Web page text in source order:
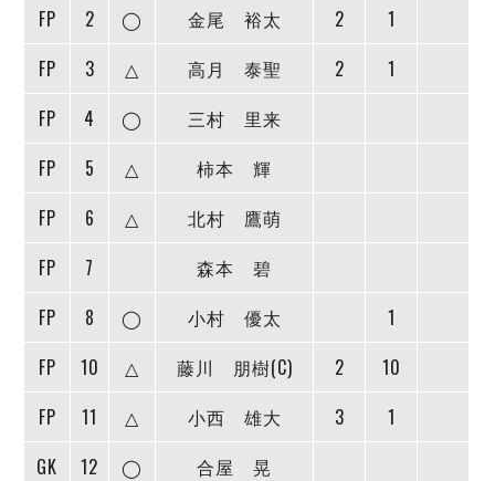
個人ランキング｜ゴール
個人ランキング｜シュート成功率
メットライフ生命Ｆリーグカップ 2026
試合日程・結果
アリーナ情報
チケット情報
メットライフ生命Ｆ２リーグ
マルバ水戸FC
Y．S．C．C．横浜
ヴィンセドール白山
デウソン神戸
ミラクルスマイル新居浜
アリーナ観戦マナー&ルール
Ｆリーグカップ 試合記録
リーグ統計データ
ハットトリック
担当審判員
選手の通算記録（Ｆ１）
エスポラーダ北海道
フウガドールすみだ
しながわシティ
ペスカドーラ町田
FP
2 ◯ 金尾 裕太 2
1
FP
3 △ 高月 泰聖 2
1
FP
4 ◯
三村 里来
FP
5 △
柿本 輝
FP
6 △
北村 鷹萌
FP
7
森本 碧
FP
8 ◯ 小村 優太
1
FP
10 △ 藤川 朋樹(C) 2
10
FP
11 △ 小西 雄大 3
1
GK
12 ◯
合屋 晃